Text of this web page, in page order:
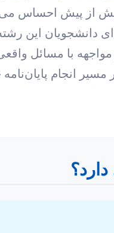
از پیش احساس
دانشجویان این
با مسائل
انجام